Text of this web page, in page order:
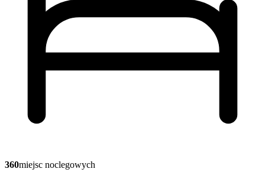
360miejsc noclegowych